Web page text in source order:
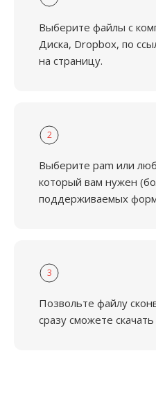
Выберите файлы с
Диска, Dropbox, по
на страницу.
2
Выберите pam или
который вам нужен
поддерживаемых
3
Позвольте файлу
сразу сможете